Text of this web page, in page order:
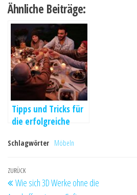
Ähnliche Beiträge:
Tipps und Tricks für
die erfolgreiche
Familienfeier
Schlagwörter Möbeln
Beitragsnavigation
Vorheriger
Beitrag
ZURÜCK
Wie sich 3D Werke ohne die